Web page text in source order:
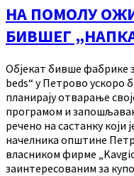
НА ПОМОЛУ
БИВШЕГ
Објекат бивше фабрике
beds“ у Петрово ускоро
планирају отварање
програмом и
речено на састанку који
начелника општине
власником фирме
заинтересованим за